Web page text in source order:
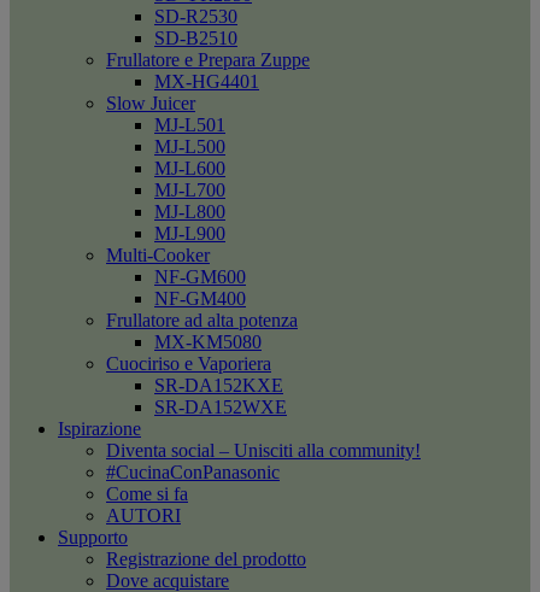
SD-R2530
SD-B2510
Frullatore e Prepara Zuppe
MX-HG4401
Slow Juicer
MJ-L501
MJ-L500
MJ-L600
MJ-L700
MJ-L800
MJ-L900
Multi-Cooker
NF-GM600
NF-GM400
Frullatore ad alta potenza
MX-KM5080
Cuociriso e Vaporiera
SR-DA152KXE
SR-DA152WXE
Ispirazione
Diventa social – Unisciti alla community!
#CucinaConPanasonic
Come si fa
AUTORI
Supporto
Registrazione del prodotto
Dove acquistare